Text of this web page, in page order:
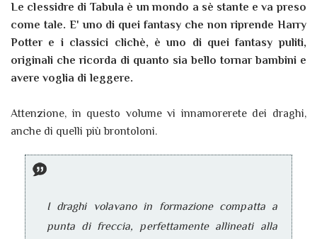
Le clessidre di Tabula è un mondo a sè stante e va preso
come tale. E' uno di quei fantasy che non riprende Harry
Potter e i classici clichè, è uno di quei fantasy puliti,
originali che ricorda di quanto sia bello tornar bambini e
avere voglia di leggere.
Attenzione, in questo volume vi innamorerete dei draghi,
anche di quelli più brontoloni.
I draghi volavano in formazione compatta a
punta di freccia, perfettamente allineati alla